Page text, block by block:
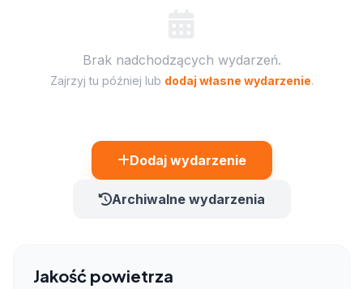
Brak nadchodzących wydarzeń.
Zajrzyj tu później lub dodaj własne wydarzenie.
Dodaj wydarzenie
Archiwalne wydarzenia
Jakość powietrza